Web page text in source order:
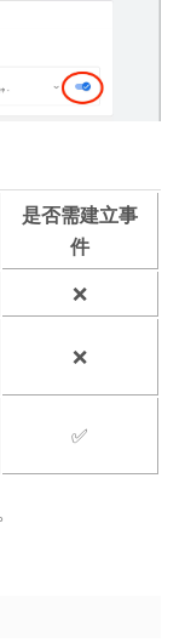
是否需建立事
件
❌
❌
✅